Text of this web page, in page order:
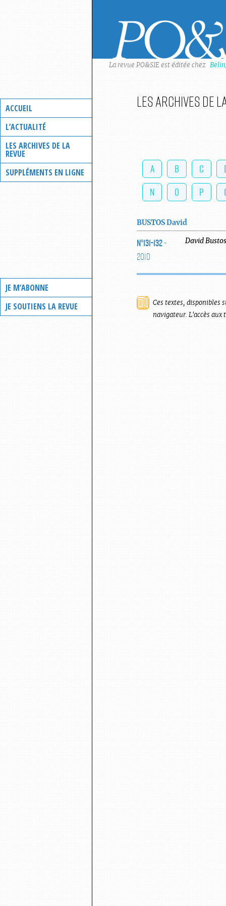
ACCUEIL
L’ACTUALITÉ
LES ARCHIVES DE LA
REVUE
SUPPLÉMENTS EN LIGNE
JE M’ABONNE
JE SOUTIENS LA REVUE
La revue PO&SIE est éditée chez
Les archives de
A B C
N
O P
BUSTOS David
N°131-132-
2010
David Bustos
Ces textes, disponibles
navigateur. L'accès aux